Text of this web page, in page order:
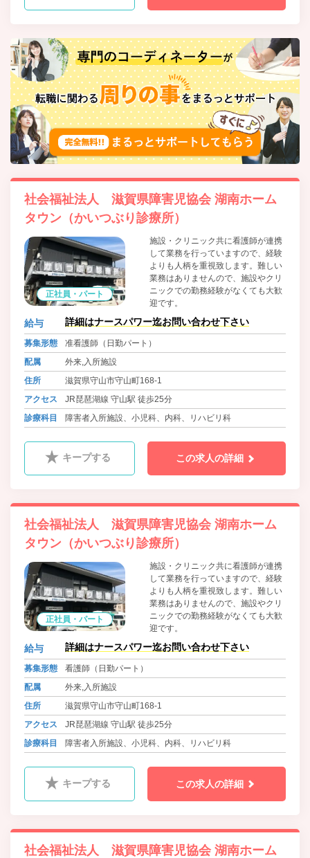
社会福祉法人 滋賀県障害児協会 湖南ホーム
タウン（かいつぶり診療所）
正社員・パート
施設・クリニック共に看護師が連携
して業務を行っていますので、経験
よりも人柄を重視致します。難しい
業務はありませんので、施設やクリ
ニックでの勤務経験がなくても大歓
迎です。
給与 詳細はナースパワー迄お問い合わせ下さい
募集形態
准看護師（日勤パート）
配属
外来,入所施設
住所
滋賀県守山市守山町168-1
アクセス
JR琵琶湖線 守山駅 徒歩25分
診療科目
障害者入所施設、小児科、内科、リハビリ科
キープする この求人の詳細
社会福祉法人 滋賀県障害児協会 湖南ホーム
タウン（かいつぶり診療所）
正社員・パート
施設・クリニック共に看護師が連携
して業務を行っていますので、経験
よりも人柄を重視致します。難しい
業務はありませんので、施設やクリ
ニックでの勤務経験がなくても大歓
迎です。
給与 詳細はナースパワー迄お問い合わせ下さい
募集形態
看護師（日勤パート）
配属
外来,入所施設
住所
滋賀県守山市守山町168-1
アクセス
JR琵琶湖線 守山駅 徒歩25分
診療科目
障害者入所施設、小児科、内科、リハビリ科
キープする この求人の詳細
社会福祉法人 滋賀県障害児協会 湖南ホーム